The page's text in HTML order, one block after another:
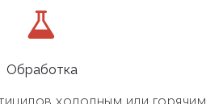
Обработка